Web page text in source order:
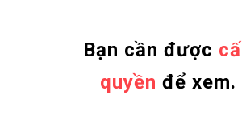
Bạn cần được
quyền để xem.